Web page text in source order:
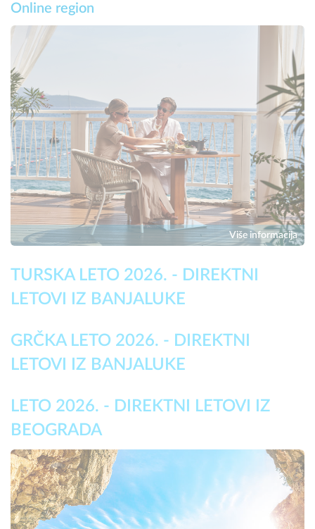
Online region
Više informacija
TURSKA LETO 2026. - DIREKTNI
LETOVI IZ BANJALUKE
GRČKA LETO 2026. - DIREKTNI
LETOVI IZ BANJALUKE
LETO 2026. - DIREKTNI LETOVI IZ
BEOGRADA